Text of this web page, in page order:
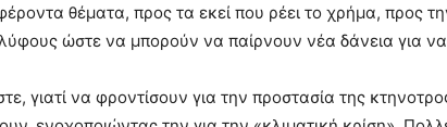
θέματα, προς τα εκεί που ρέει το χρήμα,
ώστε να μπορούν να παίρνουν νέα δάνεια για
γιατί να φροντίσουν για την προστασία της